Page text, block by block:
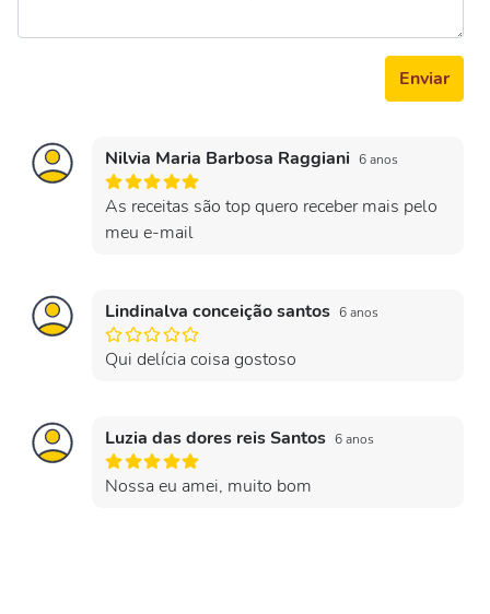
Enviar
Nilvia Maria Barbosa Raggiani 6 anos
As receitas são top quero receber mais pelo
meu e-mail
Lindinalva conceição santos 6 anos
Qui delícia coisa gostoso
Luzia das dores reis Santos 6 anos
Nossa eu amei, muito bom